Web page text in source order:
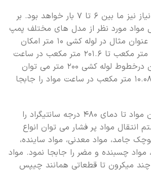
میزان فشار بار مورد نیاز نیز ما بین ۶ تا ۷ بار خواهد بود. بر
مواد مورد نظر از مدل های مختلف پمپ
استفاده می گردد. به عنوان مثال در لوله کشی ۱۰ متر امکان
انتقال مواد از ۴.۳۲ متر مکعب تا ۲۰۱.۶ متر مکعب در ساعت
متغیر است. همچنین درخطوط لوله کشی ۲۰۰ متر می توان
۰.۲۱۶ متر مکعب تا ۱۰.۰۸ متر مکعب در ساعت مواد را جابجا
در این روش می توان مواد تا دمای ۴۸۰ درجه سانتیگراد را
انتقال مواد پر فشار می توان انواع
کوچک جامد، مواد معدنی، مواد ساینده،
چسبنده و مضر را جابجا نمود. مواد
چند میکرون تا قطعاتی همانند چیپس